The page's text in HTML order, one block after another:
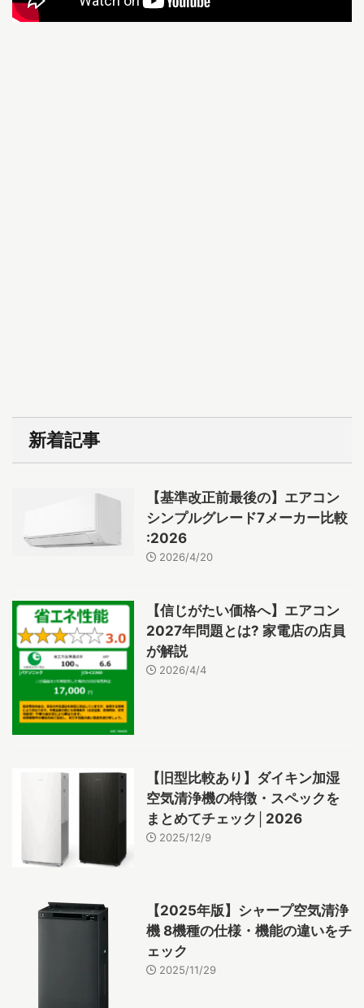
新着記事
【基準改正前最後の】エアコン
シンプルグレード7メーカー比較
:2026
2026/4/20
【信じがたい価格へ】エアコン
2027年問題とは? 家電店の店員
が解説
2026/4/4
【旧型比較あり】ダイキン加湿
空気清浄機の特徴・スペックを
まとめてチェック│2026
2025/12/9
【2025年版】シャープ空気清浄
機 8機種の仕様・機能の違いをチ
ェック
2025/11/29